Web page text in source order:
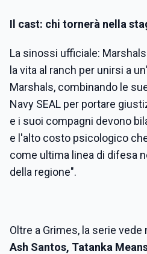
Il cast: chi tornerà nella
La sinossi ufficiale:
la vita al ranch per unirsi a
Marshals, combinando le
Navy SEAL per portare
e i suoi compagni devono
e l'alto costo psicologico
come ultima linea di difesa
della regione".
Oltre a Grimes, la serie vede
Ash Santos, Tatanka